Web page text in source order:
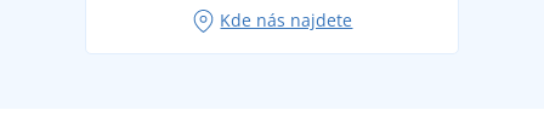
Kde nás najdete